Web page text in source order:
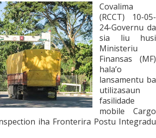
Covalima
(RCCT) 10-05-
24-Governu da
sia liu husi
Ministeriu
Finansas (MF)
hala’o
lansamentu ba
utilizasaun
fasilidade
mobile Cargo
iha Fronterira Postu Integradu